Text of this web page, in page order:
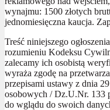
wynajmu: 1500 złotych
jednomiesięczna kaucja.
Treść niniejszego
rozumieniu Kodeksu
zalecamy ich osobistą
wyraża zgodę na
przepisami ustawy z dnia
osobowych / Dz.U.Nr. 133
do wglądu do swoich